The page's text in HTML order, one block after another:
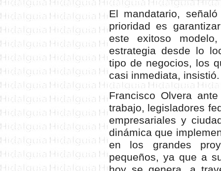
El mandatario,
prioridad es
este exitoso
estrategia desde lo
tipo de negocios, los
casi inmediata, insistió.
Francisco Olvera
trabajo, legisladores
empresariales y
dinámica que
en los grandes
pequeños, ya que a